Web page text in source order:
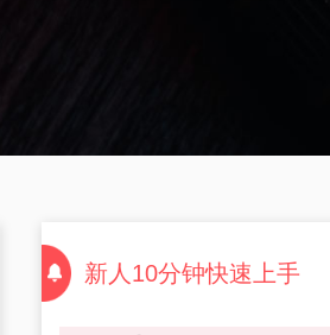
新人10分钟快速上手